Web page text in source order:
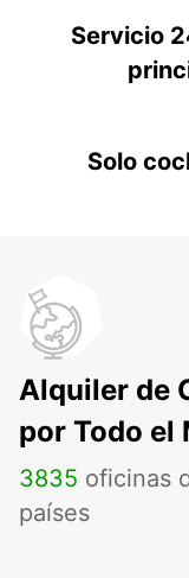
Servicio
Solo
Alquiler de
por Todo el
3835 oficinas
países